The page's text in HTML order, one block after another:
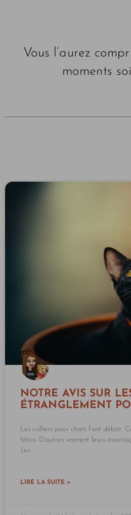
Vous l’aurez
moments
NOTRE AVIS SUR
ÉTRANGLEMENT
Les colliers pour chats font débat.
félins. D’autres vantent leurs
(en
LIRE LA SUITE »